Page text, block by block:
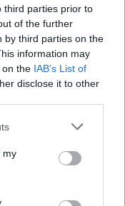
third parties prior to
of the further
by third parties on the
information may
on the IAB’s List of
disclose it to other
my
uitgelegd: voor
in Mark van
op als
op telefoontje